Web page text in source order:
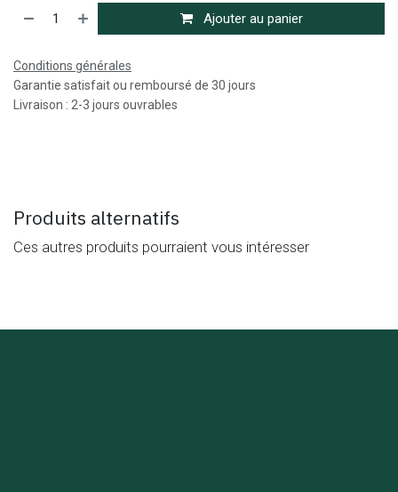
Ajouter au panier
Conditions générales
Garantie satisfait ou remboursé de 30 jours
Livraison : 2-3 jours ouvrables
Produits alternatifs
Ces autres produits pourraient vous intéresser